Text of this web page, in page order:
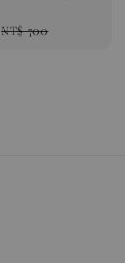
Regular
NT$ 700